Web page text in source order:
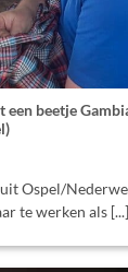
beetje
Ospel/
te werken als [...]